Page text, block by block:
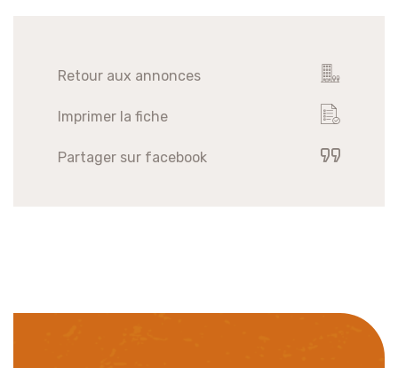
Retour aux annonces
Imprimer la fiche
Partager sur facebook